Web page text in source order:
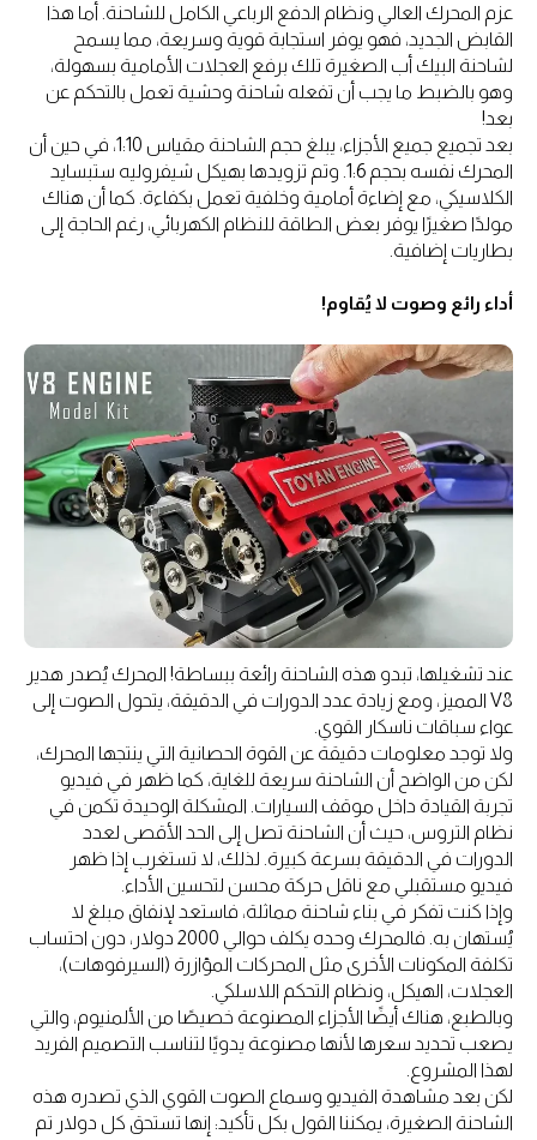
عزم المحرك العالي ونظام الدفع الرباعي الكامل للشاحنة. أما هذا
القابض الجديد، فهو يوفر استجابة قوية وسريعة، مما يسمح
لشاحنة البيك أب الصغيرة تلك برفع العجلات الأمامية بسهولة،
وهو بالضبط ما يجب أن تفعله شاحنة وحشية تعمل بالتحكم عن
بعد!
بعد تجميع جميع الأجزاء، يبلغ حجم الشاحنة مقياس 1:10، في حين أن
المحرك نفسه بحجم 1:6. وتم تزويدها بهيكل شيفروليه ستبسايد
الكلاسيكي، مع إضاءة أمامية وخلفية تعمل بكفاءة. كما أن هناك
مولدًا صغيرًا يوفر بعض الطاقة للنظام الكهربائي، رغم الحاجة إلى
بطاريات إضافية.
أداء رائع وصوت لا يُقاوم!
عند تشغيلها، تبدو هذه الشاحنة رائعة ببساطة! المحرك يُصدر هدير
V8 المميز، ومع زيادة عدد الدورات في الدقيقة، يتحول الصوت إلى
عواء سباقات ناسكار القوي.
ولا توجد معلومات دقيقة عن القوة الحصانية التي ينتجها المحرك،
لكن من الواضح أن الشاحنة سريعة للغاية، كما ظهر في فيديو
تجربة القيادة داخل موقف السيارات. المشكلة الوحيدة تكمن في
نظام التروس، حيث أن الشاحنة تصل إلى الحد الأقصى لعدد
الدورات في الدقيقة بسرعة كبيرة. لذلك، لا تستغرب إذا ظهر
فيديو مستقبلي مع ناقل حركة محسن لتحسين الأداء.
وإذا كنت تفكر في بناء شاحنة مماثلة، فاستعد لإنفاق مبلغ لا
يُستهان به. فالمحرك وحده يكلف حوالي 2000 دولار، دون احتساب
تكلفة المكونات الأخرى مثل المحركات المؤازرة (السيرفوهات)،
العجلات، الهيكل، ونظام التحكم اللاسلكي.
وبالطبع، هناك أيضًا الأجزاء المصنوعة خصيصًا من الألمنيوم، والتي
يصعب تحديد سعرها لأنها مصنوعة يدويًا لتناسب التصميم الفريد
لهذا المشروع.
لكن بعد مشاهدة الفيديو وسماع الصوت القوي الذي تصدره هذه
الشاحنة الصغيرة، يمكننا القول بكل تأكيد: إنها تستحق كل دولار تم